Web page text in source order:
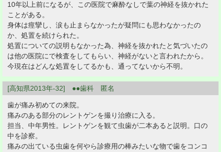
10年以上前になるが、この医院で麻酔なしで葉の神経を抜かれた
ことがある。
身体は痙攣し、涙も止まらなかったが疑問にも思わなかったの
か、処置を続けられた。
処置についての説明もなかった為、神経を抜かれたと気づいたの
は他の医院にで検査をしてもらい、神経がないと言われたから。
今現在はどんな処置をしてるかも、通ってないから不明。
[高知県2013年-32] ●●歯科 匿名
歯が痛み初めての来院。
痛みのある部分のレントゲンを撮り治療に入る。
担当、中年男性。レントゲンを観て虫歯が二本あると説明。口の
中を診察。
痛みの出ている虫歯を何やら診療用の棒みたいな物で歯をコンコ